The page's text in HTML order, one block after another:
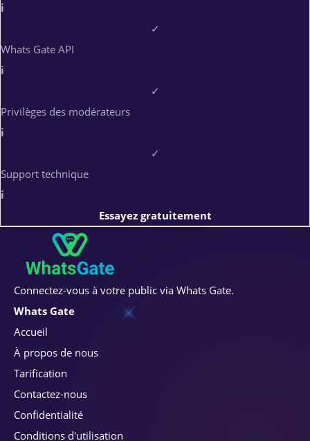
i
✓
Whats Gate API
i
✓
Privilèges des modérateurs
i
✓
Support technique
i
Essayez gratuitement
Connectez-vous à votre public via Whats Gate.
Whats Gate
Accueil
À propos de nous
Tarification
Contactez-nous
Confidentialité
Conditions d'utilisation